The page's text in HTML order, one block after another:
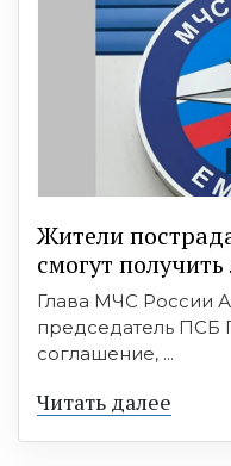
Жители
смогут
Глава МЧС России
председатель ПСБ
соглашение, ...
Читать далее